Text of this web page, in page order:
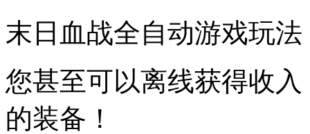
末日血战全自动游戏玩
您甚至可以离线获得收
的装备！